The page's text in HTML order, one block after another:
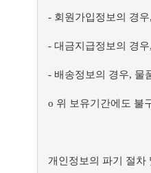
- 회원가입정보의 경
- 대금지급정보의 경
- 배송정보의 경우, 물
ο 위 보유기간에도 불
개인정보의 파기 절차